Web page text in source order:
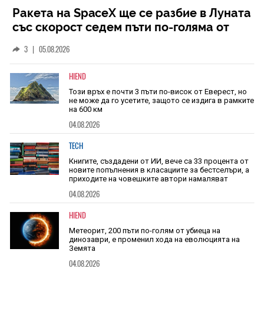
Ракета на SpaceX ще се разбие в Луната
със скорост седем пъти по-голяма от
3 | 05.08.2026
HIEND
Този връх е почти 3 пъти по-висок от Еверест, но
не може да го усетите, защото се издига в рамките
на 600 км
04.08.2026
TECH
Книгите, създадени от ИИ, вече са 33 процента от
новите попълнения в класациите за бестселъри, а
приходите на човешките автори намаляват
04.08.2026
HIEND
Метеорит, 200 пъти по-голям от убиеца на
динозаври, е променил хода на еволюцията на
Земята
04.08.2026